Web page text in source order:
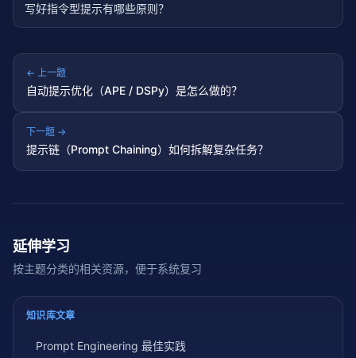
写好指令型提示有哪些原则？
← 上一题
自动提示优化（APE / DSPy）是怎么做的？
下一题 →
提示链（Prompt Chaining）如何拆解复杂任务？
延伸学习
按主题分类的相关资源，便于系统复习
知识库文章
Prompt Engineering 最佳实践